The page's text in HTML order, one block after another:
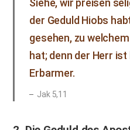
der Geduld Hiobs
gesehen, zu
hat; denn der Herr
Erbarmer.
Jak 5,11